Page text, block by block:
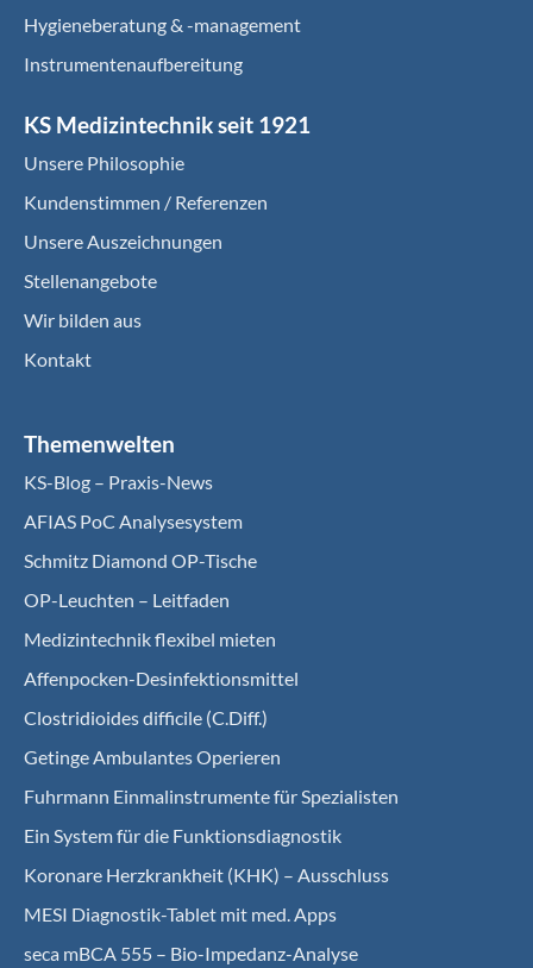
Hygieneberatung & -management
Instrumentenaufbereitung
KS Medizintechnik seit 1921
Unsere Philosophie
Kundenstimmen / Referenzen
Unsere Auszeichnungen
Stellenangebote
Wir bilden aus
Kontakt
Themenwelten
KS-Blog – Praxis-News
AFIAS PoC Analysesystem
Schmitz Diamond OP-Tische
OP-Leuchten – Leitfaden
Medizintechnik flexibel mieten
Affenpocken-Desinfektionsmittel
Clostridioides difficile (C.Diff.)
Getinge Ambulantes Operieren
Fuhrmann Einmalinstrumente für Spezialisten
Ein System für die Funktionsdiagnostik
Koro­nare Herz­krank­heit (KHK) – Ausschluss
MESI Diagnostik-Tablet mit med. Apps
seca mBCA 555 – Bio-Impedanz-Analyse